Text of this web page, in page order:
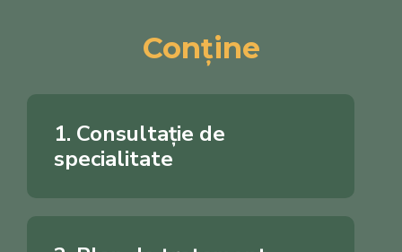
Conține
1. Consultație de
specialitate